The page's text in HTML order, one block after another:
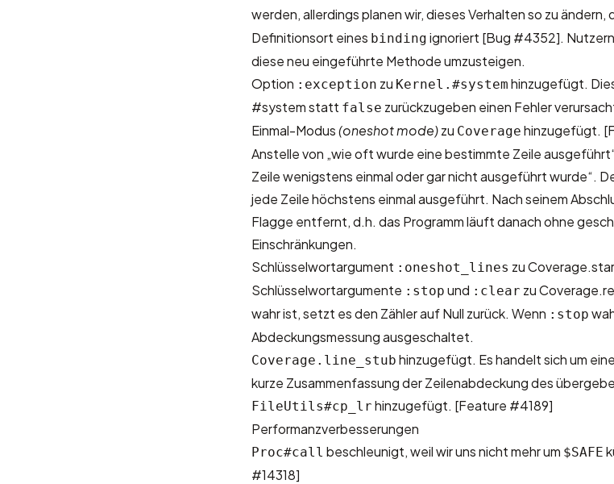
werden, allerdings planen wir, dieses Verhalten so zu ändern,
Definitionsort eines binding ignoriert [Bug #4352].
diese neu eingeführte Methode umzusteigen.
Option :exception zu Kernel.#system hinzugefügt.
#system statt false zurückzugeben einen Fehler
Einmal-Modus(oneshot mode)zu Coverage hinzugefügt.
Anstelle von „wie oft wurde eine bestimmte Zeile
Zeile wenigstens einmal oder gar nicht ausgeführt wurde“.
jede Zeile höchstens einmal ausgeführt. Nach seinem
Flagge entfernt, d.h. das Programm läuft danach ohne
Einschränkungen.
Schlüsselwortargument :oneshot_lines zu
Schlüsselwortargumente :stop und :clear zu
wahr ist, setzt es den Zähler auf Null zurück. Wenn :stop
Abdeckungsmessung ausgeschaltet.
Coverage.line_stub hinzugefügt. Es handelt sich um
kurze Zusammenfassung der Zeilenabdeckung des
FileUtils#cp_lr hinzugefügt. [Feature #4189]
Performanzverbesserungen
Proc#call beschleunigt, weil wir uns nicht mehr um $SAFE
#14318]